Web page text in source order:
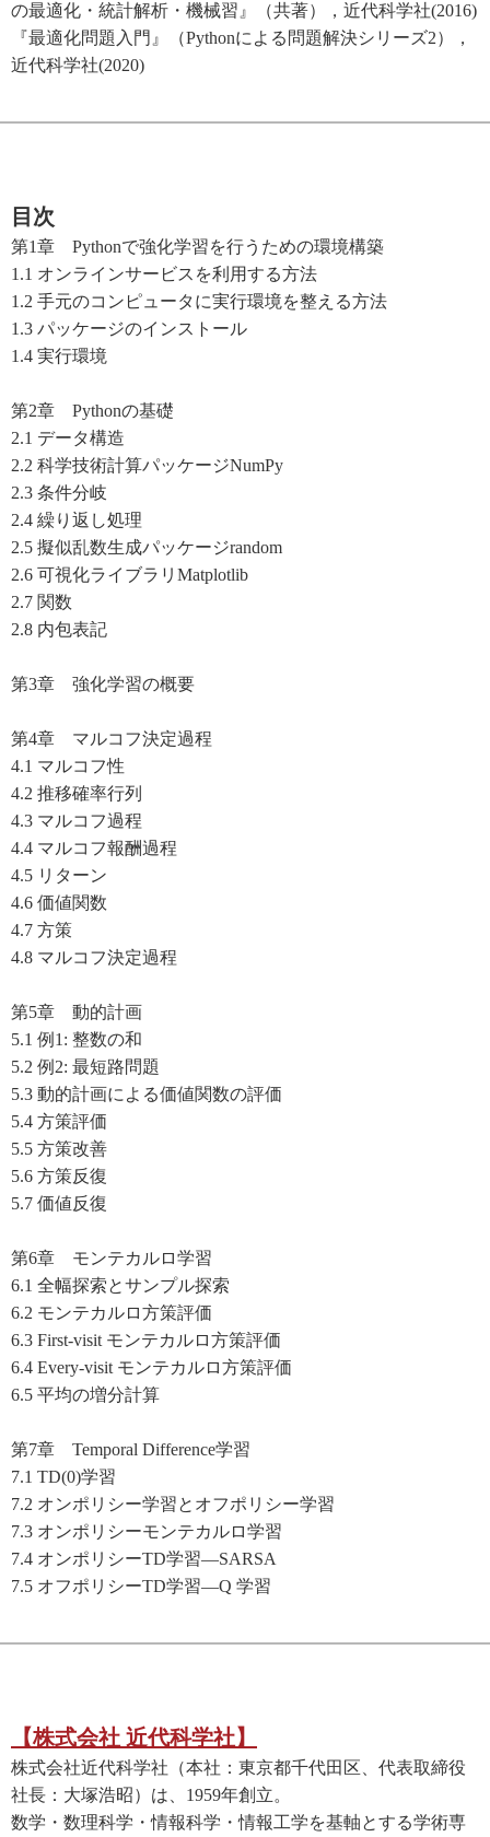
の最適化・統計解析・機械習』（共著），近代科学社(2016)
『最適化問題入門』（Pythonによる問題解決シリーズ2），
近代科学社(2020)
目次
第1章 Pythonで強化学習を行うための環境構築
1.1 オンラインサービスを利用する方法
1.2 手元のコンピュータに実行環境を整える方法
1.3 パッケージのインストール
1.4 実行環境
第2章 Pythonの基礎
2.1 データ構造
2.2 科学技術計算パッケージNumPy
2.3 条件分岐
2.4 繰り返し処理
2.5 擬似乱数生成パッケージrandom
2.6 可視化ライブラリMatplotlib
2.7 関数
2.8 内包表記
第3章 強化学習の概要
第4章 マルコフ決定過程
4.1 マルコフ性
4.2 推移確率行列
4.3 マルコフ過程
4.4 マルコフ報酬過程
4.5 リターン
4.6 価値関数
4.7 方策
4.8 マルコフ決定過程
第5章 動的計画
5.1 例1: 整数の和
5.2 例2: 最短路問題
5.3 動的計画による価値関数の評価
5.4 方策評価
5.5 方策改善
5.6 方策反復
5.7 価値反復
第6章 モンテカルロ学習
6.1 全幅探索とサンプル探索
6.2 モンテカルロ方策評価
6.3 First-visit モンテカルロ方策評価
6.4 Every-visit モンテカルロ方策評価
6.5 平均の増分計算
第7章 Temporal Difference学習
7.1 TD(0)学習
7.2 オンポリシー学習とオフポリシー学習
7.3 オンポリシーモンテカルロ学習
7.4 オンポリシーTD学習―SARSA
7.5 オフポリシーTD学習―Q 学習
【株式会社 近代科学社】
株式会社近代科学社（本社：東京都千代田区、代表取締役
社長：大塚浩昭）は、1959年創立。
数学・数理科学・情報科学・情報工学を基軸とする学術専